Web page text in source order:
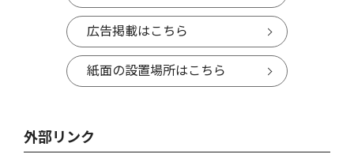
広告掲載はこちら
紙面の設置場所はこちら
外部リンク